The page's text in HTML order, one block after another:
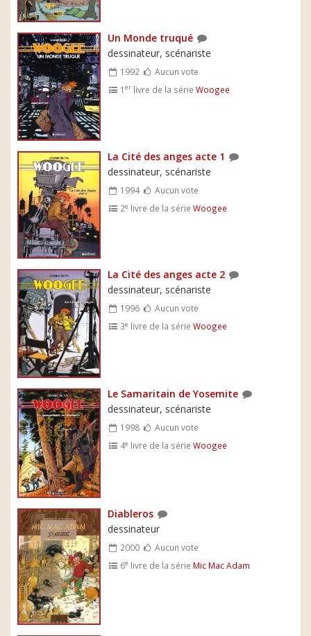
Un Monde truqué
dessinateur, scénariste
1992
Aucun vote
1er livre de la sérieWoogee
La Cité des anges acte 1
dessinateur, scénariste
1994
Aucun vote
2e livre de la sérieWoogee
La Cité des anges acte 2
dessinateur, scénariste
1996
Aucun vote
3e livre de la sérieWoogee
Le Samaritain de Yosemite
dessinateur, scénariste
1998
Aucun vote
4e livre de la sérieWoogee
Diableros
dessinateur
2000
Aucun vote
6e livre de la série Mic Mac Adam